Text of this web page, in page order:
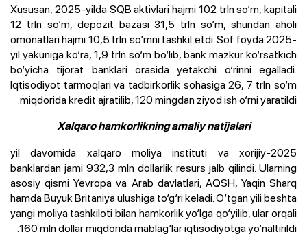
Xususan, 2025-yilda SQB aktivlari hajmi 102 trln so‘m, kapitali
12 trln so‘m, depozit bazasi 31,5 trln so‘m, shundan aholi
omonatlari hajmi 10,5 trln so‘mni tashkil etdi. Sof foyda 2025-
yil yakuniga ko‘ra, 1,9 trln so‘m bo‘lib, bank mazkur ko‘rsatkich
bo‘yicha tijorat banklari orasida yetakchi o‘rinni egalladi.
Iqtisodiyot tarmoqlari va tadbirkorlik sohasiga 26, 7 trln so‘m
miqdorida kredit ajratilib, 120 mingdan ziyod ish o‘rni yaratildi.
Xalqaro hamkorlikning amaliy natijalari
2025-yil davomida xalqaro moliya instituti va xorijiy
banklardan jami 932,3 mln dollarlik resurs jalb qilindi. Ularning
asosiy qismi Yevropa va Arab davlatlari, AQSH, Yaqin Sharq
hamda Buyuk Britaniya ulushiga to‘g‘ri keladi. O‘tgan yili beshta
yangi moliya tashkiloti bilan hamkorlik yo‘lga qo‘yilib, ular orqali
160 mln dollar miqdorida mablag‘lar iqtisodiyotga yo‘naltirildi.